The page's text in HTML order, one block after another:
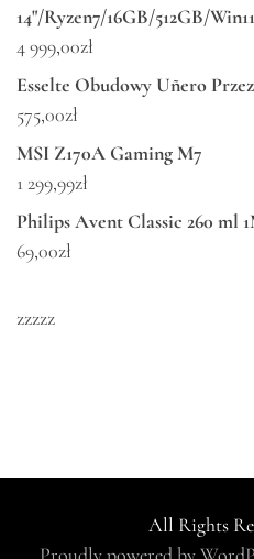
14"/Ryzen7/16GB/512GB/
4 999,00zł
Esselte Obudowy Uñero
575,00zł
MSI Z170A Gaming M7
1 299,99zł
Philips Avent Classic 260 ml
69,00zł
zzzzz
All Rights
Proudly powered by